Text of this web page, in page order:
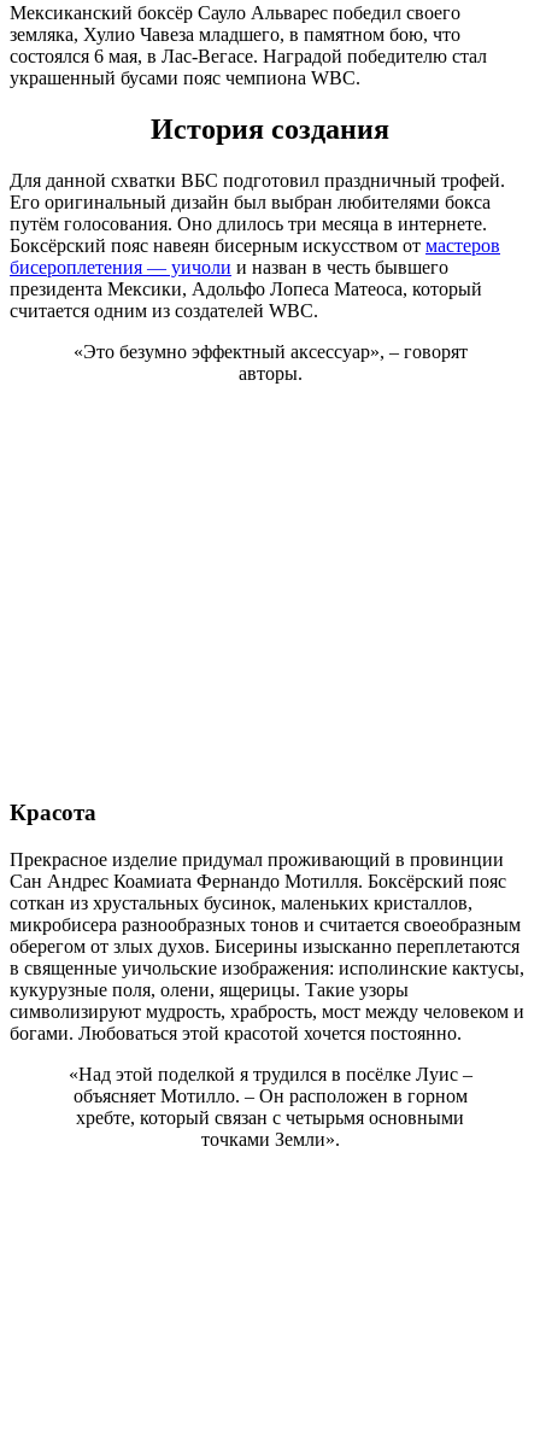
Мексиканский боксёр Сауло Альварес победил своего
земляка, Хулио Чавеза младшего, в памятном бою, что
состоялся 6 мая, в Лас-Вегасе. Наградой победителю стал
украшенный бусами пояс чемпиона WBC.
История создания
Для данной схватки ВБС подготовил праздничный трофей.
Его оригинальный дизайн был выбран любителями бокса
путём голосования. Оно длилось три месяца в интернете.
Боксёрский пояс навеян бисерным искусством от мастеров
бисероплетения — уичоли и назван в честь бывшего
президента Мексики, Адольфо Лопеса Матеоса, который
считается одним из создателей WBC.
«Это безумно эффектный аксессуар», – говорят
авторы.
Красота
Прекрасное изделие придумал проживающий в провинции
Сан Андрес Коамиата Фернандо Мотилля. Боксёрский пояс
соткан из хрустальных бусинок, маленьких кристаллов,
микробисера разнообразных тонов и считается своеобразным
оберегом от злых духов. Бисерины изысканно переплетаются
в священные уичольские изображения: исполинские кактусы,
кукурузные поля, олени, ящерицы. Такие узоры
символизируют мудрость, храбрость, мост между человеком и
богами. Любоваться этой красотой хочется постоянно.
«Над этой поделкой я трудился в посёлке Луис –
объясняет Мотилло. – Он расположен в горном
хребте, который связан с четырьмя основными
точками Земли».